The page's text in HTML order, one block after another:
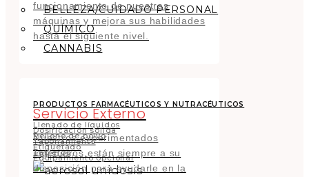
BELLEZA/CUIDADO PERSONAL
QUÍMICO
CANNABIS
PRODUCTOS FARMACÉUTICOS Y NUTRACÉUTICOS
Llenado de líquidos
Dosificación sólida
Relleno de polvo
Taponamiento
Etiquetado
Tableros
Equipamiento opcional
funcionamiento de nuestras
máquinas y mejora sus habilidades
hasta el siguiente nivel.
Servicio Externo
Nuestros experimentados
ingenieros están siempre a su
disposición para ayudarle en la